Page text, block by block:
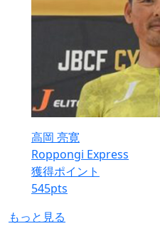
高岡 亮寛
Roppongi Express
獲得ポイント
545pts
もっと見る